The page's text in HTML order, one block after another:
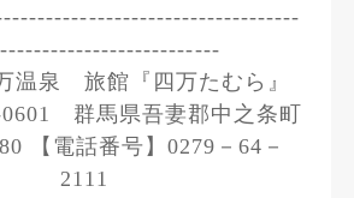
泉 旅館『四万たむら』
0601 群馬県吾妻郡中之条町
【電話番号】0279－64－
2111